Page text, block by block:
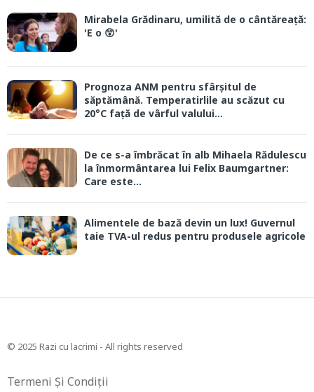
Mirabela Grădinaru, umilită de o cântăreață:
'E o 😲'
Prognoza ANM pentru sfârșitul de
săptămână. Temperatirlile au scăzut cu
20°C față de vârful valului...
De ce s-a îmbrăcat în alb Mihaela Rădulescu
la înmormântarea lui Felix Baumgartner:
Care este...
Alimentele de bază devin un lux! Guvernul
taie TVA-ul redus pentru produsele agricole
© 2025 Razi cu lacrimi - All rights reserved
Termeni Și Condiții